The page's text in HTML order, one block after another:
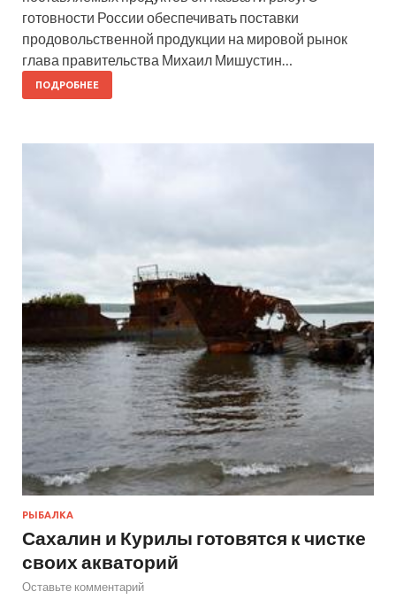
готовности России обеспечивать поставки
продовольственной продукции на мировой рынок
глава правительства Михаил Мишустин…
ПОДРОБНЕЕ
РЫБАЛКА
Сахалин и Курилы готовятся к чистке
своих акваторий
Оставьте комментарий